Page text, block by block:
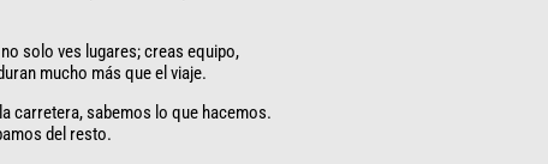
solo ves lugares; creas equipo,
mucho más que el viaje.
carretera, sabemos lo que hacemos.
del resto.